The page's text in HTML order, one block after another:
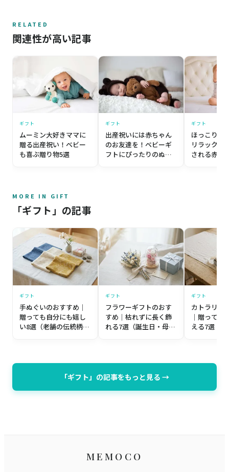
RELATED
関連性が高い記事
ギフト
ムーミン大好きママに
贈る出産祝い！ベビー
も喜ぶ贈り物5選
ギフト
出産祝いには赤ちゃん
のお友達を！ベビーギ
フトにぴったりのぬい
ギフト
ほっこり出
リラックマ
される赤ち
MORE IN GIFT
「ギフト」の記事
ギフト
手ぬぐいのおすすめ｜
贈っても自分にも嬉し
い8選（老舗の伝統柄か
ギフト
フラワーギフトのおす
すめ｜枯れずに長く飾
れる7選（誕生日・母の
ギフト
カトラリー
｜贈っても
える7選（
「ギフト」の記事をもっと見る →
MEMOCO